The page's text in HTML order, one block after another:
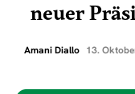
neuer
Amani Diallo 13.